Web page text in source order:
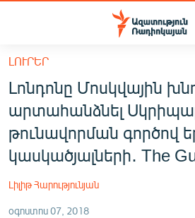
Մատչելիության
հիմնական
բովանդակությանը
հիմնական
մենյուին
Որոնում
ՀԱՅԱՍՏԱՆ
ՔԱՂԱՔԱԿԱՆ
ԸՆՏՐՈՒԹՅՈՒՆՆԵՐ 2026
ԼՈՒՐԵՐ
Լոնդոնը Մոսկվային
արտահանձնել
թունավորման գործով
կասկածյալների․ The
Լիլիթ Հարությունյան
օգոստոս 07, 2018